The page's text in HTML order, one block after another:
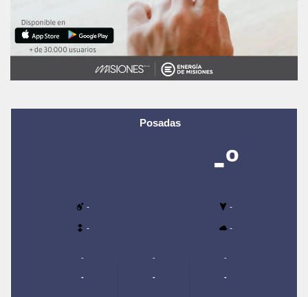
Posadas
-º
- -
- -
-
-
-
-
-
-